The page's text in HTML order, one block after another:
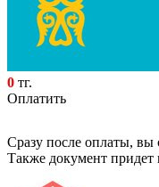
0 тг.
Оплатить
Сразу после оплаты, вы
Также документ придет